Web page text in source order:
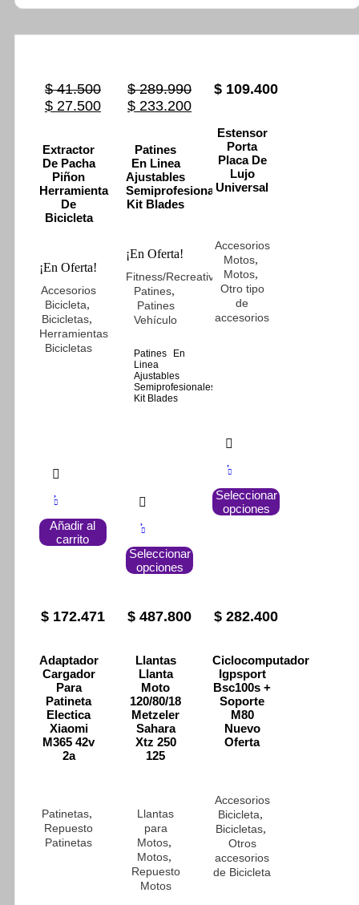
$41.500Original
price
$27.500Current
$ 27.500.
Extractor
De Pacha
Piñon
Herramienta
De
Bicicleta
¡En Oferta!
Accesorios
Bicicleta,
Bicicletas,
Herramientas
Bicicletas
Añadir al
carrito
$289.990
Original
$ 289.990.
$ 233.200Current
$ 233.200.
Patines
En Linea
Ajustables
Semiprofesionales
Kit Blades
¡En Oferta!
Fitness/Recreativos,
Patines,
Patines
Vehículo
Patines En
Linea
Ajustables
Semiprofesionales
Kit Blades
Seleccionar
opciones
producto
tiene
opciones
pueden
elegir
producto
$ 109.400
Estensor
Porta
Placa De
Lujo
Universal
Accesorios
Motos,
Motos,
Otro tipo
de
accesorios
Seleccionar
opciones
producto
tiene
página
$172.471
Adaptador
Cargador
Para
Patineta
Electica
Xiaomi
M365 42v
2a
Patinetas,
Repuesto
Patinetas
$ 487.800
Llantas
Llanta
Moto
120/80/18
Metzeler
Sahara
Xtz 250
125
Llantas
para
Motos,
Motos,
Repuesto
Motos
$ 282.400
Ciclocomputador
Igpsport
Bsc100s +
Soporte
M80
Nuevo
Oferta
Accesorios
Bicicleta,
Bicicletas,
Otros
accesorios
de Bicicleta